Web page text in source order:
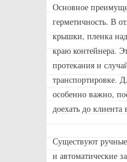
Основное
герметичность. В
крышки, пленка
краю контейнера.
протекания и
транспортировке.
особенно важно,
доехать до
Существуют
и автоматические